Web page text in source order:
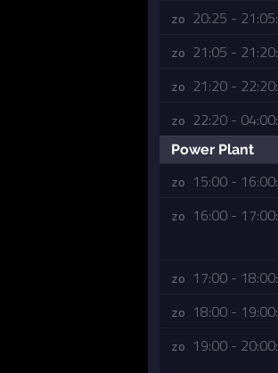
zo 20:25 - 21:05:
zo 21:05 - 21:20:
zo 21:20 - 22:20:
zo 22:20 - 04:00:
Power Plant
zo 15:00 - 16:00:
zo 16:00 - 17:00:
zo 17:00 - 18:00:
zo 18:00 - 19:00:
zo 19:00 - 20:00: